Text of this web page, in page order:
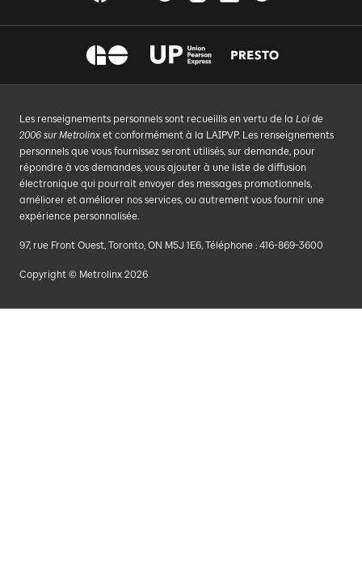
Les renseignements personnels sont recueillis en vertu de la Loi de
2006 sur Metrolinx et conformément à la LAIPVP. Les renseignements
personnels que vous fournissez seront utilisés, sur demande, pour
répondre à vos demandes, vous ajouter à une liste de diffusion
électronique qui pourrait envoyer des messages promotionnels,
améliorer et améliorer nos services, ou autrement vous fournir une
expérience personnalisée.
97, rue Front Ouest, Toronto, ON M5J 1E6, Téléphone : 416-869-3600
Copyright © Metrolinx 2026